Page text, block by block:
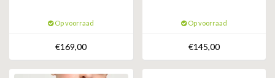
Op voorraad
€169,00
Op voorraad
€145,00